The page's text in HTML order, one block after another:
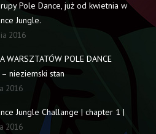
Pole Dance, już od kwietnia w
Jungle.
2016
WARSZTATÓW POLE DANCE
– nieziemski stan
2016
Jungle Challange | chapter 1 |
2016